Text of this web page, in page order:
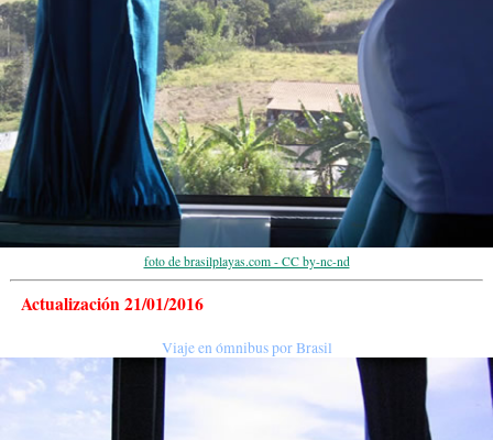
foto de brasilplayas.com - CC by-nc-nd
Actualización 21/01/2016
Viaje en ómnibus por Brasil